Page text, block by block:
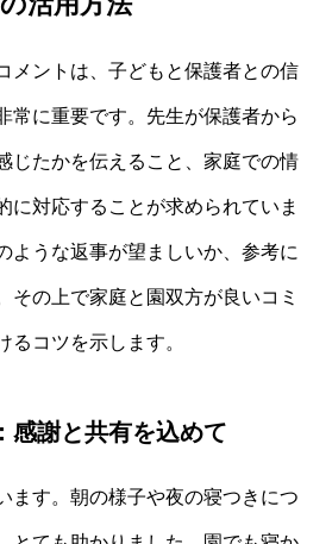
メントは、子どもと保護者との信
常に重要です。先生が保護者から
じたかを伝えること、家庭での情
に対応することが求められていま
ような返事が望ましいか、参考に
その上で家庭と園双方が良いコミ
るコツを示します。
謝と共有を込めて
ます。朝の様子や夜の寝つきにつ